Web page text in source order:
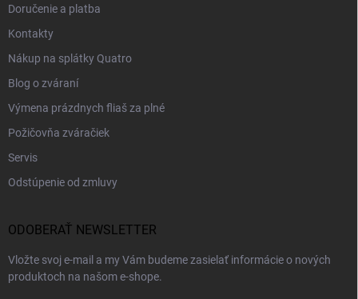
Doručenie a platba
Kontakty
Nákup na splátky Quatro
Blog o zváraní
Výmena prázdnych fliaš za plné
Požičovňa zváračiek
Servis
Odstúpenie od zmluvy
ODOBERAŤ NEWSLETTER
Vložte svoj e-mail a my Vám budeme zasielať informácie o nových
produktoch na našom e-shope.